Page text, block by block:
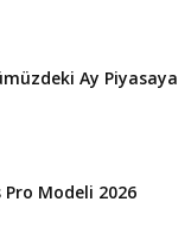
Ay Piyasaya
Pro Modeli 2026